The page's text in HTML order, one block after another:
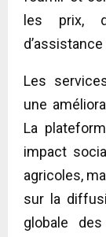
les prix,
Les
une
La
impact
agricoles,
sur la
globale